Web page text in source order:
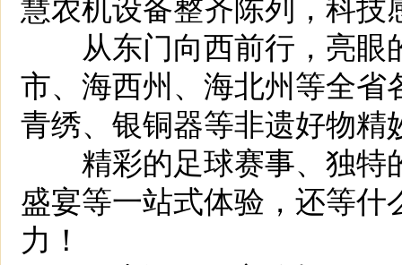
从东门向西前行，亮眼
市、海西州、海北州等全
青绣、银铜器等非遗好物
精彩的足球赛事、独特
盛宴等一站式体验，还等
力！